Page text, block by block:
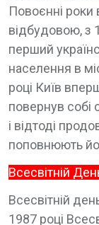
Повоєнні
відбудовою, з
перший
населення в
році Київ
повернув собі
і відтоді
поповнюють
Всесвітній
Всесвітній
1987 році